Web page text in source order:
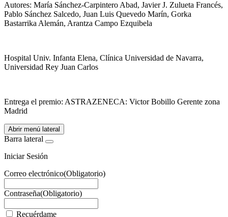
Autores: María Sánchez-Carpintero Abad, Javier J. Zulueta Francés,
Pablo Sánchez Salcedo, Juan Luis Quevedo Marín, Gorka
Bastarrika Alemán, Arantza Campo Ezquibela
Hospital Univ. Infanta Elena, Clínica Universidad de Navarra,
Universidad Rey Juan Carlos
Entrega el premio: ASTRAZENECA: Victor Bobillo Gerente zona
Madrid
Abrir menú lateral
Barra lateral
Iniciar Sesión
Correo electrónico(Obligatorio)
Contraseña(Obligatorio)
Recuérdame